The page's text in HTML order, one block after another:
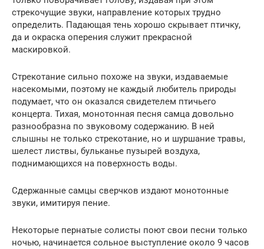
стрекочущие звуки, направление которых трудно
определить. Падающая тень хорошо скрывает птичку,
да и окраска оперения служит прекрасной
маскировкой.
Стрекотание сильно похоже на звуки, издаваемые
насекомыми, поэтому не каждый любитель природы
подумает, что он оказался свидетелем птичьего
концерта. Тихая, монотонная песня самца довольно
разнообразна по звуковому содержанию. В ней
слышны не только стрекотание, но и шуршание травы,
шелест листвы, бульканье пузырей воздуха,
поднимающихся на поверхность воды.
Сдержанные самцы сверчков издают монотонные
звуки, имитируя пение.
Некоторые пернатые солисты поют свои песни только
ночью, начинается сольное выступление около 9 часов